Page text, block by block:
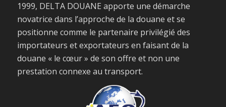
1999, DELTA DOUANE apporte une démarche
novatrice dans l’approche de la douane et se
positionne comme le partenaire privilégié des
importateurs et exportateurs en faisant de la
douane « le cœur » de son offre et non une
prestation connexe au transport.